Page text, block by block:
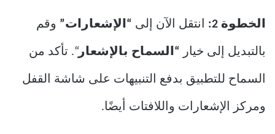
الخطوة 2: انتقل الآن إلى “الإشعارات” وقم
بالتبديل إلى خيار “السماح بالإشعار“. تأكد من
السماح للتطبيق بدفع التنبيهات على شاشة القفل
ومركز الإشعارات واللافتات أيضًا.